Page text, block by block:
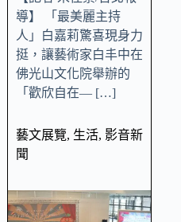
導】 「最美麗主持
人」白嘉莉驚喜現身力
挺，讓藝術家白丰中在
佛光山文化院舉辦的
「歡欣自在— […]
藝文展覽, 生活, 影音新
聞